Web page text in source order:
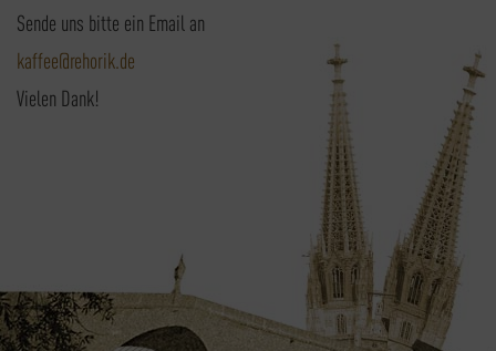
Sende uns bitte ein Email an
kaffee@rehorik.de
Vielen Dank!